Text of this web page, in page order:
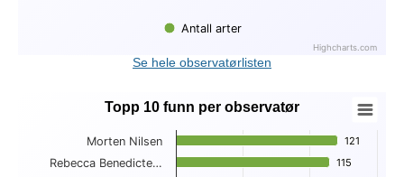
Antall arter
Highcharts.com
End of interactive chart.Se hele observatørlisten
Topp 10 funn per observatør
Bar chart with 10 bars.
View as data table, Topp 10 funn per observatør
Topp 10 funn per observatør
121
121
115
115
Morten Nilsen
Rebecca Benedicte…